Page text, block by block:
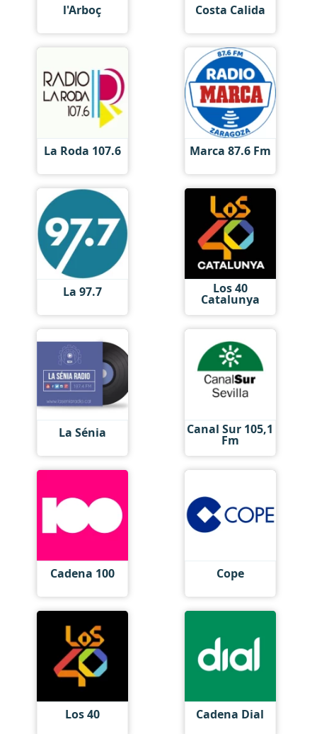
l'Arboç Costa Calida
La Roda 107.6 Marca 87.6 Fm
La 97.7 Los 40
Catalunya
La Sénia Canal Sur 105,1
Fm
Cadena 100 Cope
Los 40 Cadena Dial